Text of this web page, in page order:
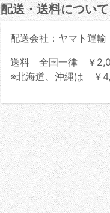
配送・送料について
配送会社：ヤマト運輸
送料 全国一律 ￥
※北海道、沖縄は ￥